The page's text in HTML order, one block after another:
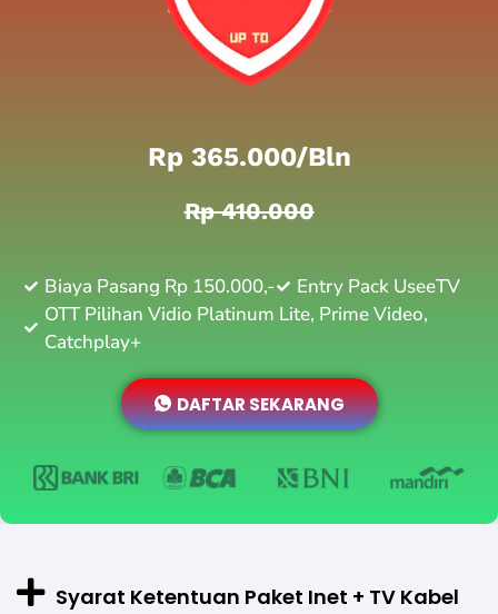
Rp 365.000/bln
Rp 410.000
Biaya Pasang Rp 150.000,-
Entry Pack UseeTV
OTT Pilihan Vidio Platinum Lite, Prime Video,
Catchplay+
DAFTAR SEKARANG
Syarat Ketentuan Paket Inet + TV Kabel